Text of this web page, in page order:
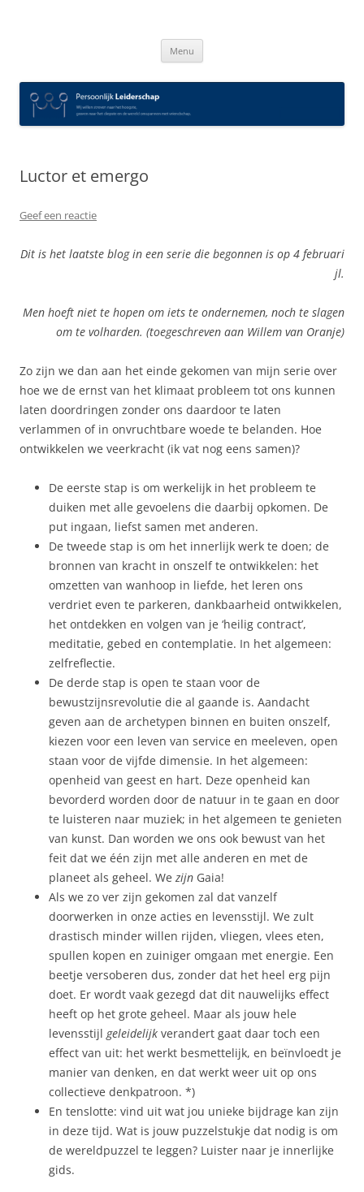
Menu
Luctor et emergo
Geef een reactie
Dit is het laatste blog in een serie die begonnen is op 4 februari
jl.
Men hoeft niet te hopen om iets te ondernemen, noch te slagen
om te volharden. (toegeschreven aan Willem van Oranje)
Zo zijn we dan aan het einde gekomen van mijn serie over
hoe we de ernst van het klimaat probleem tot ons kunnen
laten doordringen zonder ons daardoor te laten
verlammen of in onvruchtbare woede te belanden. Hoe
ontwikkelen we veerkracht (ik vat nog eens samen)?
De eerste stap is om werkelijk in het probleem te
duiken met alle gevoelens die daarbij opkomen. De
put ingaan, liefst samen met anderen.
De tweede stap is om het innerlijk werk te doen; de
bronnen van kracht in onszelf te ontwikkelen: het
omzetten van wanhoop in liefde, het leren ons
verdriet even te parkeren, dankbaarheid ontwikkelen,
het ontdekken en volgen van je ‘heilig contract’,
meditatie, gebed en contemplatie. In het algemeen:
zelfreflectie.
De derde stap is open te staan voor de
bewustzijnsrevolutie die al gaande is. Aandacht
geven aan de archetypen binnen en buiten onszelf,
kiezen voor een leven van service en meeleven, open
staan voor de vijfde dimensie. In het algemeen:
openheid van geest en hart. Deze openheid kan
bevorderd worden door de natuur in te gaan en door
te luisteren naar muziek; in het algemeen te genieten
van kunst. Dan worden we ons ook bewust van het
feit dat we één zijn met alle anderen en met de
planeet als geheel. We zijn Gaia!
Als we zo ver zijn gekomen zal dat vanzelf
doorwerken in onze acties en levensstijl. We zult
drastisch minder willen rijden, vliegen, vlees eten,
spullen kopen en zuiniger omgaan met energie. Een
beetje versoberen dus, zonder dat het heel erg pijn
doet. Er wordt vaak gezegd dat dit nauwelijks effect
heeft op het grote geheel. Maar als jouw hele
levensstijl geleidelijk verandert gaat daar toch een
effect van uit: het werkt besmettelijk, en beïnvloedt je
manier van denken, en dat werkt weer uit op ons
collectieve denkpatroon. *)
En tenslotte: vind uit wat jou unieke bijdrage kan zijn
in deze tijd. Wat is jouw puzzelstukje dat nodig is om
de wereldpuzzel te leggen? Luister naar je innerlijke
gids.